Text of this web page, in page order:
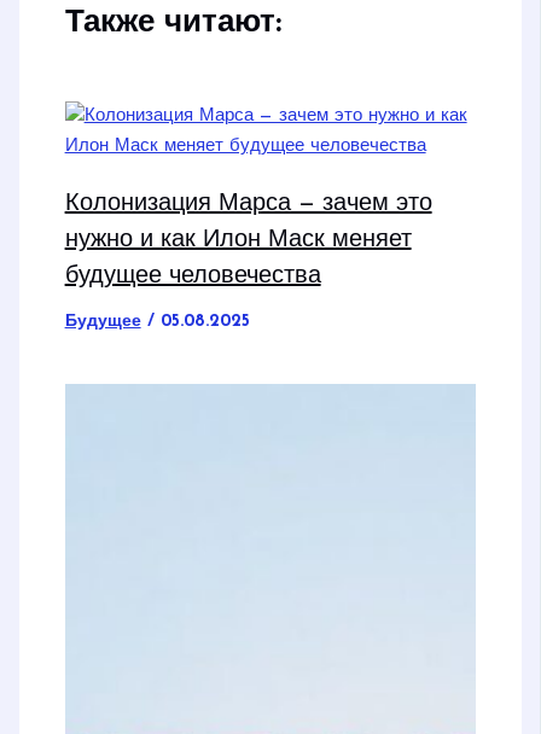
Также читают:
Колонизация Марса — зачем это
нужно и как Илон Маск меняет
будущее человечества
Будущее/ 05.08.2025